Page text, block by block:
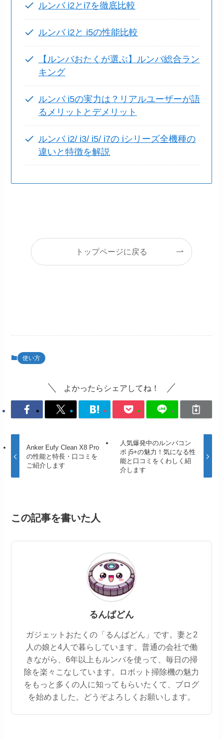
ルンバ i2とi7を徹底比較
ルンバ i2と i5の性能比較
【ルンバおたくが選ぶ】ルンバ総合ラン
キング
ルンバ i5の実力は？リアルユーザーが語
るメリットとデメリット
ルンバ i2/ i3/ i5/ i7の iシリーズ全機種の
違いと特徴を解説
トップページに戻る
使い方
よかったらシェアしてね！
Anker Eufy Clean X8 Pro
の性能と特長・口コミを
ご紹介します
人気爆発中のルンバコン
ボ j5+の魅力！気になる性
能と口コミをくわしく紹
介します
この記事を書いた人
るんばどん
ガジェットおたくの「るんばどん」です。妻と2
人の娘と4人で暮らしています。普通の会社で働
きながら、6年以上もルンバを使って、毎日の掃
除を楽々こなしています。ロボット掃除機の魅力
をもっと多くの人に知ってもらいたくて、ブログ
を始めました。どうぞよろしくお願いします。